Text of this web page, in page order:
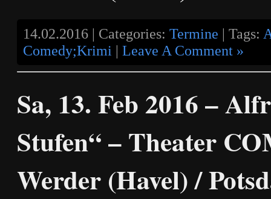
14.02.2016 | Categories: Termine | Tags:
Comedy;Krimi | Leave A Comment »
Sa, 13. Feb 2016 –
Stufen“ – Theater
Werder (Havel) /